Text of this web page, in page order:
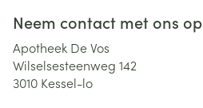
Neem contact met ons op
Apotheek De Vos
Wilselsesteenweg 142
3010 Kessel-lo